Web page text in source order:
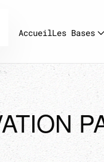
AccueilLes Bases